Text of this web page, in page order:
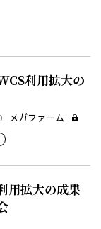
利用拡大の
メガファーム
用拡大の成果